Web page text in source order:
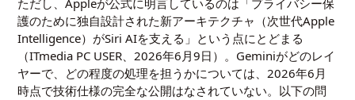
ただし、Appleが公式に明言しているのは「プライバシー保
護のために独自設計された新アーキテクチャ（次世代Apple
Intelligence）がSiri AIを支える」という点にとどまる
（ITmedia PC USER、2026年6月9日）。Geminiがどのレイ
ヤーで、どの程度の処理を担うかについては、2026年6月
時点で技術仕様の完全な公開はなされていない。以下の問